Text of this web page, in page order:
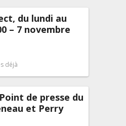
du lundi au
– 7 novembre
déjà
de presse du
et Perry